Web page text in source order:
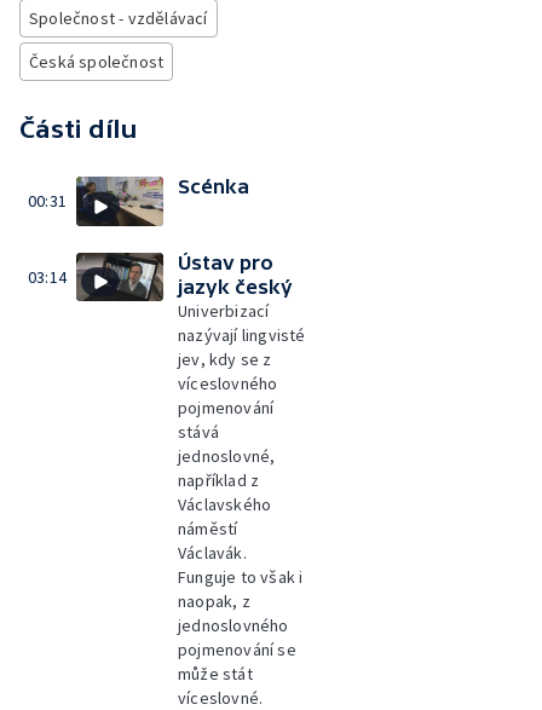
Společnost - vzdělávací
Česká společnost
Části dílu
00:31
Scénka
03:14
Ústav pro
jazyk český
Univerbizací
nazývají lingvisté
jev, kdy se z
víceslovného
pojmenování
stává
jednoslovné,
například z
Václavského
náměstí
Václavák.
Funguje to však i
naopak, z
jednoslovného
pojmenování se
může stát
víceslovné.